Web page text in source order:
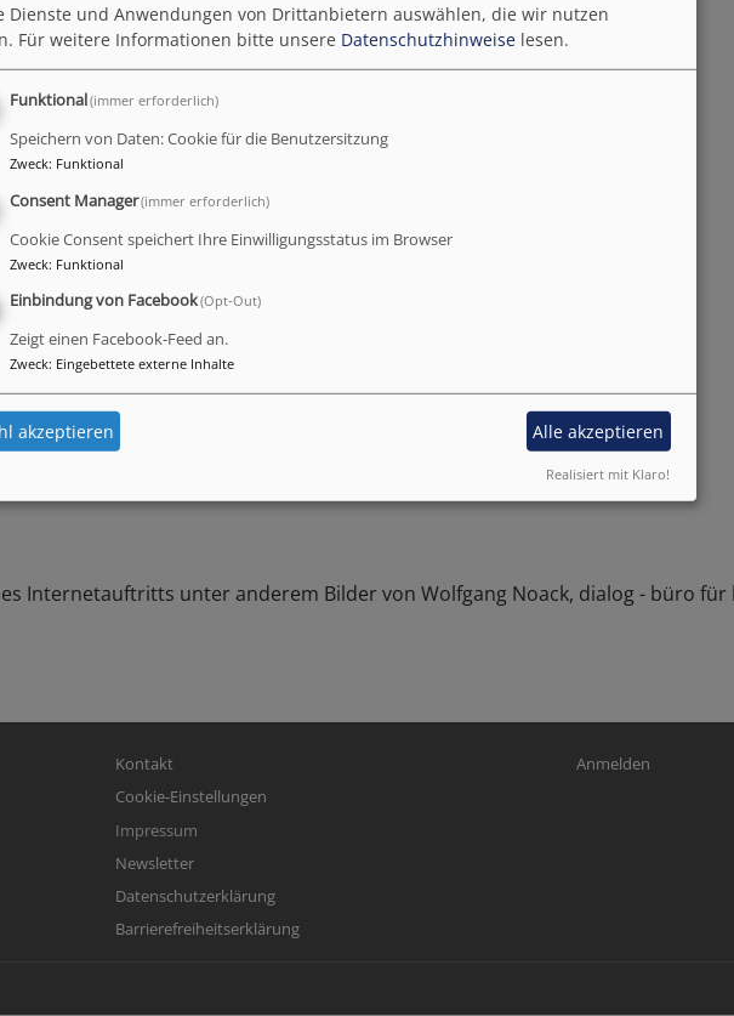
2 RStV:
Internetauftritts unter anderem Bilder von Wolfgang Noack, dialog - büro
Fußbereichsmenü
Kontakt
Cookie-Einstellungen
Impressum
Newsletter
Datenschutzerklärung
Barrierefreiheitserklärung
Benutzermenü
Anmelden
Dienste und Anwendungen von Drittanbietern auswählen, die wir nutzen
Für weitere Informationen bitte unsere Datenschutzhinweise lesen.
Funktional(immer erforderlich)
Speichern von Daten: Cookie für die Benutzersitzung
Zweck: Funktional
Consent Manager(immer erforderlich)
Cookie Consent speichert Ihre Einwilligungsstatus im Browser
Zweck: Funktional
Einbindung von Facebook(Opt-Out)
Zeigt einen Facebook-Feed an.
Zweck: Eingebettete externe Inhalte
akzeptieren Alle akzeptieren
Realisiert mit Klaro!